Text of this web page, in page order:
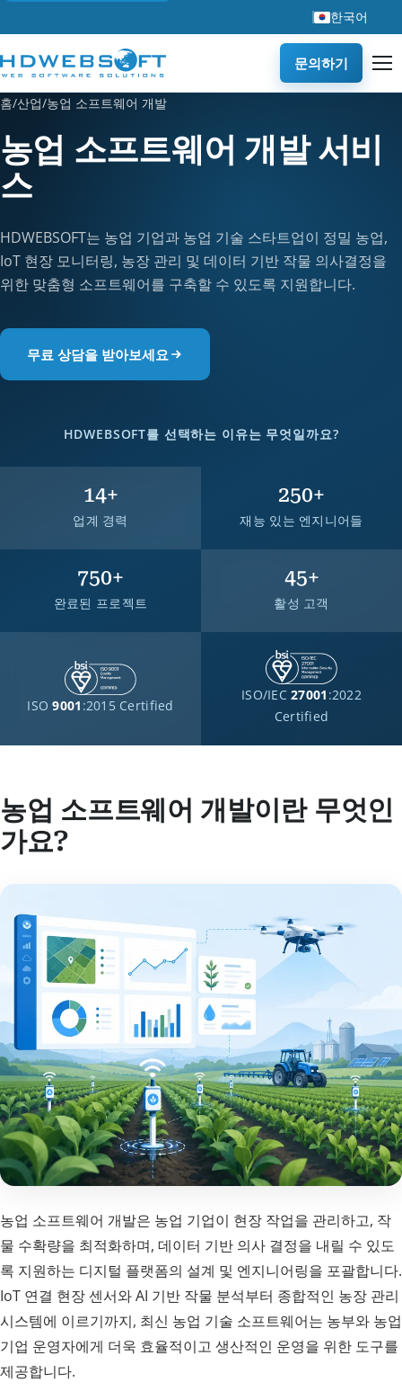
한국어
문의하기
홈/산업/농업 소프트웨어 개발
농업 소프트웨어 개발 서비
스
HDWEBSOFT는 농업 기업과 농업 기술 스타트업이 정밀 농업,
IoT 현장 모니터링, 농장 관리 및 데이터 기반 작물 의사결정을
위한 맞춤형 소프트웨어를 구축할 수 있도록 지원합니다.
무료 상담을 받아보세요
HDWEBSOFT를 선택하는 이유는 무엇일까요?
14+
업계 경력
250+
재능 있는 엔지니어들
750+
완료된 프로젝트
45+
활성 고객
ISO9001 :2015 Certified
ISO/IEC27001 :2022
Certified
농업 소프트웨어 개발이란 무엇인
가요?
농업 소프트웨어 개발은 농업 기업이 현장 작업을 관리하고, 작
물 수확량을 최적화하며, 데이터 기반 의사 결정을 내릴 수 있도
록 지원하는 디지털 플랫폼의 설계 및 엔지니어링을 포괄합니다.
IoT 연결 현장 센서와 AI 기반 작물 분석부터 종합적인 농장 관리
시스템에 이르기까지, 최신 농업 기술 소프트웨어는 농부와 농업
기업 운영자에게 더욱 효율적이고 생산적인 운영을 위한 도구를
제공합니다.